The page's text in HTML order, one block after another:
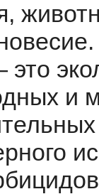
и